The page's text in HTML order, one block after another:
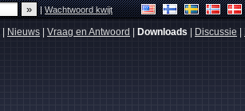
|Wachtwoord kwijt
Nieuws Vraag en Antwoord Downloads Discussie